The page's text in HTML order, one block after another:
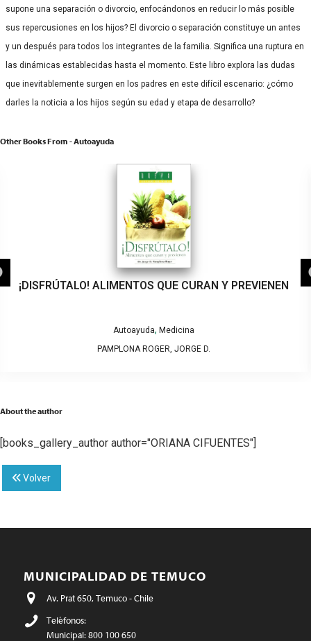
supone una separación o divorcio, enfocándonos en reducir lo más posible
sus repercusiones en los hijos? El divorcio o separación constituye un antes
y un después para todos los integrantes de la familia. Significa una ruptura en
las dinámicas establecidas hasta el momento. Este libro explora las dudas
que inevitablemente surgen en los padres en este difícil escenario: ¿cómo
darles la noticia a los hijos según su edad y etapa de desarrollo?
Other Books From - Autoayuda
¡DISFRÚTALO! ALIMENTOS QUE CURAN Y PREVIENEN
Autoayuda, Medicina
PAMPLONA ROGER, JORGE D.
About the author
[books_gallery_author author="ORIANA CIFUENTES"]
Volver
MUNICIPALIDAD DE TEMUCO
Av. Prat 650, Temuco - Chile
Teléfonos:
Municipal: 800 100 650